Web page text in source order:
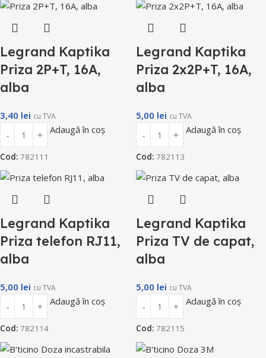
Legrand Kaptika
Priza 2P+T, 16A,
alba
3,40 lei cu TVA
Adaugă în coș
Cod: 782111
Legrand Kaptika
Priza 2x2P+T, 16A,
alba
5,00 lei cu TVA
Adaugă în coș
Cod: 782113
Legrand Kaptika
Priza telefon RJ11,
alba
5,00 lei cu TVA
Adaugă în coș
Cod: 782114
Legrand Kaptika
Priza TV de capat,
alba
5,00 lei cu TVA
Adaugă în coș
Cod: 782115